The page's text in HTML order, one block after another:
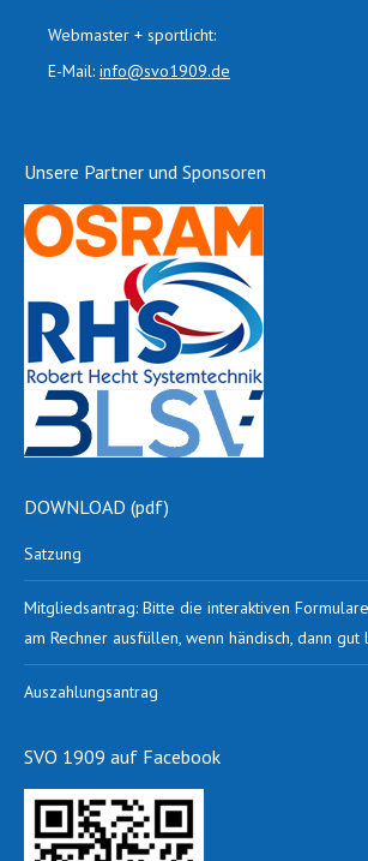
Webmaster + sportlicht:
E-Mail: info@svo1909.de
Unsere Partner und Sponsoren
DOWNLOAD (pdf)
Satzung
Mitgliedsantrag: Bitte die interaktiven
am Rechner ausfüllen, wenn händisch, dann gut
Auszahlungsantrag
SVO 1909 auf Facebook